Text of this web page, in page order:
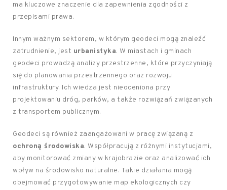
ma kluczowe znaczenie dla zapewnienia zgodności z
przepisami prawa.
Innym ważnym sektorem, w którym geodeci mogą znaleźć
zatrudnienie, jest urbanistyka. W miastach i gminach
geodeci prowadzą analizy przestrzenne, które przyczyniają
się do planowania przestrzennego oraz rozwoju
infrastruktury. Ich wiedza jest nieoceniona przy
projektowaniu dróg, parków, a także rozwiązań związanych
z transportem publicznym.
Geodeci są również zaangażowani w pracę związaną z
ochroną środowiska. Współpracują z różnymi instytucjami,
aby monitorować zmiany w krajobrazie oraz analizować ich
wpływ na środowisko naturalne. Takie działania mogą
obejmować przygotowywanie map ekologicznych czy